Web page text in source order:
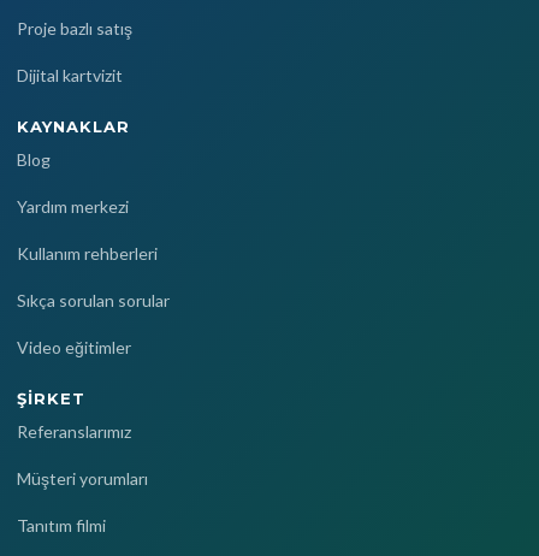
Proje bazlı satış
Dijital kartvizit
KAYNAKLAR
Blog
Yardım merkezi
Kullanım rehberleri
Sıkça sorulan sorular
Video eğitimler
ŞIRKET
Referanslarımız
Müşteri yorumları
Tanıtım filmi